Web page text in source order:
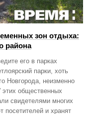
зон отдыха:
района
его в парках
парки, хоть
Новгорода, неизменно
этих общественных
свидетелями многих
посетителей и хранят